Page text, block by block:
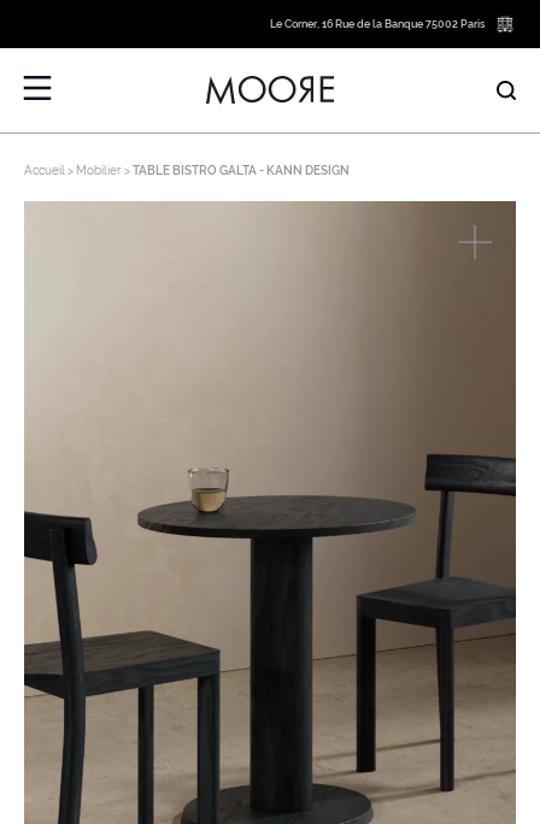
Le Corner, 16 Rue de la Banque 75002 Paris
Accueil Mobilier TABLE BISTRO GALTA - KANN DESIGN